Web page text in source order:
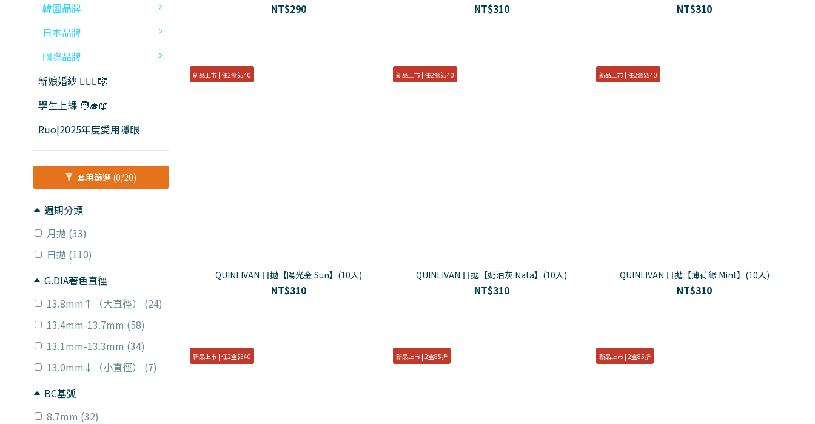
韓國品牌
日本品牌
國際品牌
新娘婚紗 👰🏻‍♀️🎼
學生上課 🧑‍🎓📖
Ruo|2025年度愛用隱眼
套用篩選 (0/20)
週期分類
月拋 (33)
日拋 (110)
G.DIA著色直徑
13.8mm↑（大直徑） (24)
13.4mm-13.7mm (58)
13.1mm-13.3mm (34)
13.0mm↓（小直徑） (7)
BC基弧
8.7mm (32)
NT$290 NT$310 NT$310
新品上市 | 任2盒$540
QUINLIVAN 日拋【陽光金 Sun】(10入)
NT$310
新品上市 | 任2盒$540
QUINLIVAN 日拋【奶油灰 Nata】(10入)
NT$310
新品上市 | 任2盒$540
QUINLIVAN 日拋【薄荷綠 Mint】(10入)
NT$310
新品上市 | 任2盒$540 新品上市 | 2盒85折 新品上市 | 2盒85折